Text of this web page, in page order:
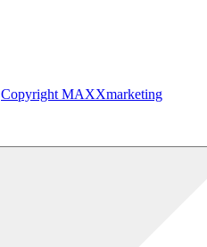
Copyright MAXXmarketing